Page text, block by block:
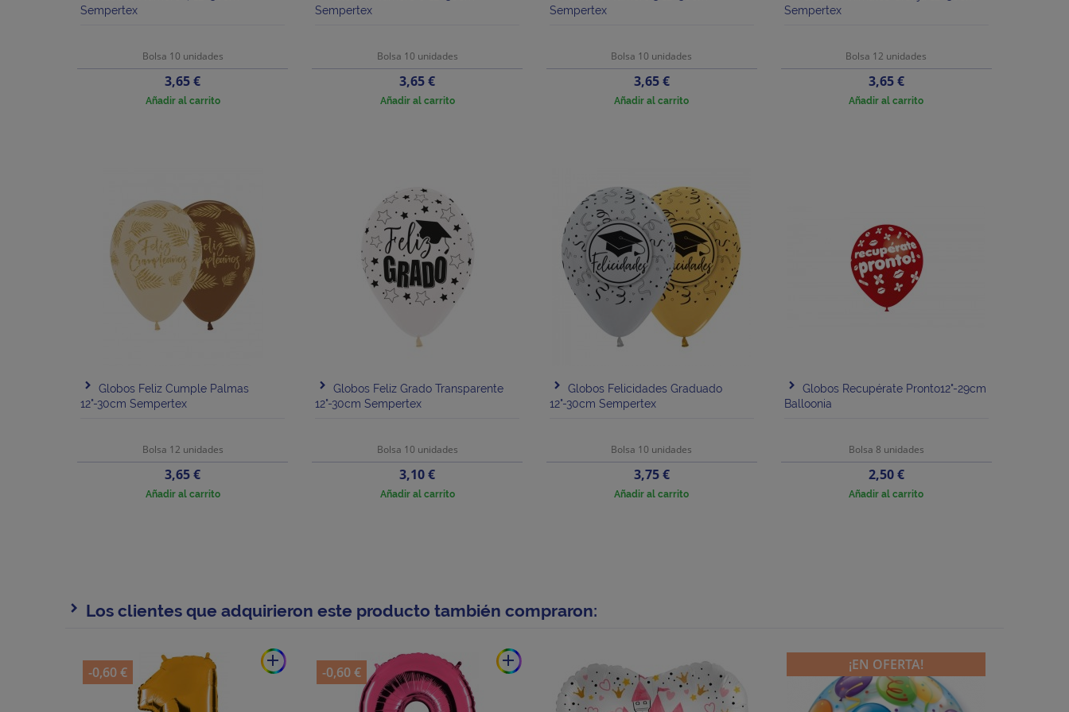
Sempertex
Bolsa 10 unidades
Precio
3,65 €
Añadir al carrito
Sempertex
Bolsa 10 unidades
Precio
3,65 €
Añadir al carrito
Sempertex
Bolsa 10 unidades
Precio
3,65 €
Añadir al carrito
Sempertex
Bolsa 12 unidades
Precio
3,65 €
Añadir al carrito
Globos Feliz Cumple Palmas
12"-30cm Sempertex
Bolsa 12 unidades
Precio
3,65 €
Añadir al carrito
Globos Feliz Grado Transparente
12"-30cm Sempertex
Bolsa 10 unidades
Precio
3,10 €
Añadir al carrito
Globos Felicidades Graduado
12"-30cm Sempertex
Bolsa 10 unidades
Precio
3,75 €
Añadir al carrito
Globos Recupérate Pronto12"-29cm
Balloonia
Bolsa 8 unidades
Precio
2,50 €
Añadir al carrito
Los clientes que adquirieron este producto también compraron:
add
-0,60 €
add
-0,60 € ¡EN OFERTA!